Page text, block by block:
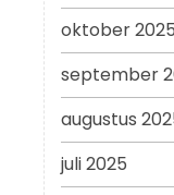
oktober 2025
september
augustus
juli 2025